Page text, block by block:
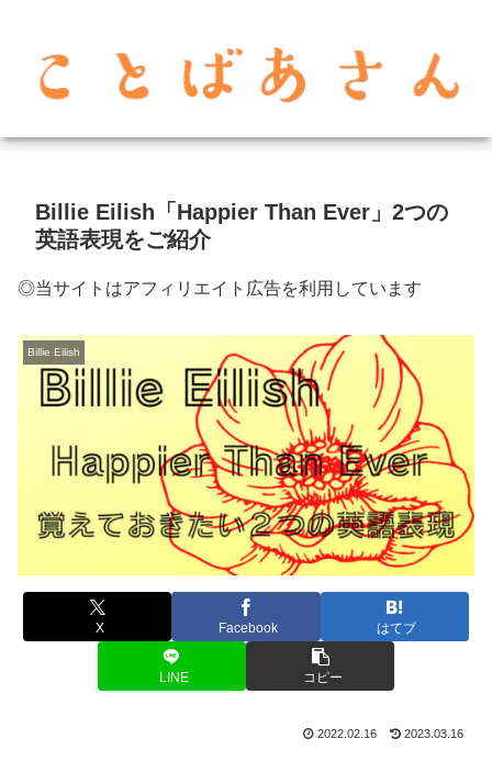
Billie Eilish「Happier Than Ever」2つの
英語表現をご紹介
◎当サイトはアフィリエイト広告を利用しています
Billie Eilish
X Facebook はてブ
LINE コピー
2022.02.16 2023.03.16